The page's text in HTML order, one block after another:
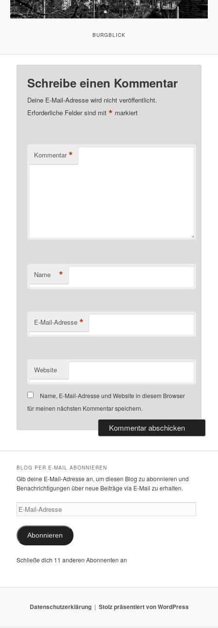
BURGBLICK
Schreibe einen Kommentar
Deine E-Mail-Adresse wird nicht veröffentlicht.
Erforderliche Felder sind mit* markiert
Kommentar *
Name *
E-Mail-Adresse *
Website
Name, E-Mail-Adresse und Website in diesem Browser
für meinen nächsten Kommentar speichern.
BLOG PER E-MAIL ABONNIEREN
Gib deine E-Mail-Adresse an, um diesen Blog zu abonnieren und
Benachrichtigungen über neue Beiträge via E-Mail zu erhalten.
E-
Mail-
Adresse
Abonnieren
Schließe dich 11 anderen Abonnenten an
Datenschutzerklärung Stolz präsentiert von WordPress